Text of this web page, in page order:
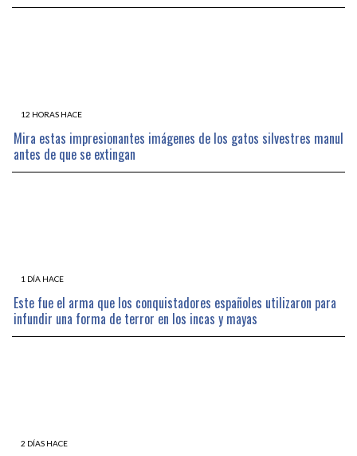
12 HORAS HACE
Mira estas impresionantes imágenes de los gatos silvestres manul
antes de que se extingan
1 DÍA HACE
Este fue el arma que los conquistadores españoles utilizaron para
infundir una forma de terror en los incas y mayas
2 DÍAS HACE